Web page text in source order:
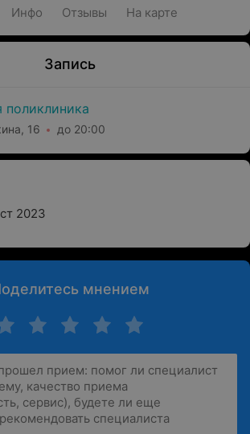
Инфо Отзывы На карте
Запись
поликлиника
16 до 20:00
2023
мнением